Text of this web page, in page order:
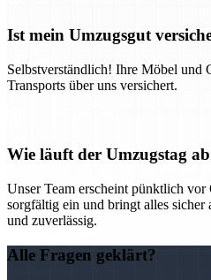
Ist mein Umzugsgut
Selbstverständlich! Ihre Möbel und
Transports über uns versichert.
Wie läuft der Umzugstag
Unser Team erscheint pünktlich vor
sorgfältig ein und bringt alles sicher
und zuverlässig.
Alle Fragen geklärt?